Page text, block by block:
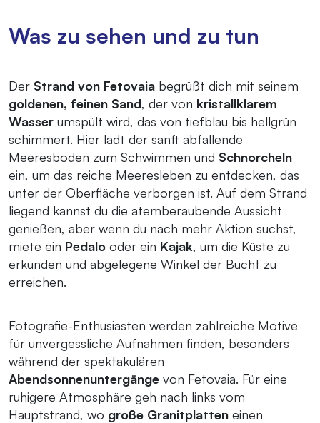
Was zu sehen und zu tun
Der Strand von Fetovaia begrüßt dich mit seinem
goldenen, feinen Sand, der von kristallklarem
Wasser umspült wird, das von tiefblau bis hellgrün
schimmert. Hier lädt der sanft abfallende
Meeresboden zum Schwimmen und Schnorcheln
ein, um das reiche Meeresleben zu entdecken, das
unter der Oberfläche verborgen ist. Auf dem Strand
liegend kannst du die atemberaubende Aussicht
genießen, aber wenn du nach mehr Aktion suchst,
miete ein Pedalo oder ein Kajak, um die Küste zu
erkunden und abgelegene Winkel der Bucht zu
erreichen.
Fotografie-Enthusiasten werden zahlreiche Motive
für unvergessliche Aufnahmen finden, besonders
während der spektakulären
Abendsonnenuntergänge von Fetovaia. Für eine
ruhigere Atmosphäre geh nach links vom
Hauptstrand, wo große Granitplatten einen